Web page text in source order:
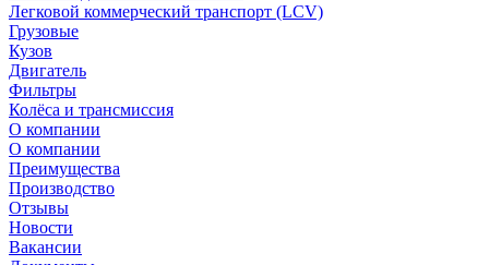
Легковой коммерческий транспорт (LCV)
Грузовые
Кузов
Двигатель
Фильтры
Колёса и трансмиссия
О компании
О компании
Преимущества
Производство
Отзывы
Новости
Вакансии